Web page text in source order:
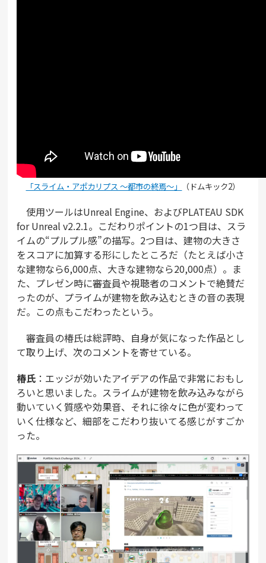
「スライム・アポカリプス ～都市の終焉～」 （ドムキック2）
使用ツールはUnreal Engine、およびPLATEAU SDK
for Unreal v2.2.1。こだわりポイントの1つ目は、スラ
イムの“プルプル感”の描写。2つ目は、建物の大きさ
をスコアに加算する形にしたところだ（たとえば小さ
な建物なら6,000点、大きな建物なら20,000点）。ま
た、プレゼン時に審査員や視聴者のコメントで絶賛だ
ったのが、プライムが建物を飲み込むときの音の表現
だ。この点もこだわったという。
審査員の椿氏は総評時、自身が気になった作品とし
て取り上げ、次のコメントを寄せている。
椿氏 ：エッジが効いたアイデアの作品で非常におもし
ろいと思いました。スライムが建物を飲み込みながら
動いていく質感や効果音、それに徐々に色が変わって
いく仕様など、細部をこだわり抜いてる感じがすごか
った。